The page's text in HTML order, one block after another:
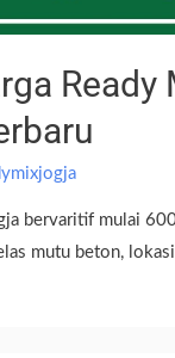
Ready
bervaritif mulai
mutu beton,